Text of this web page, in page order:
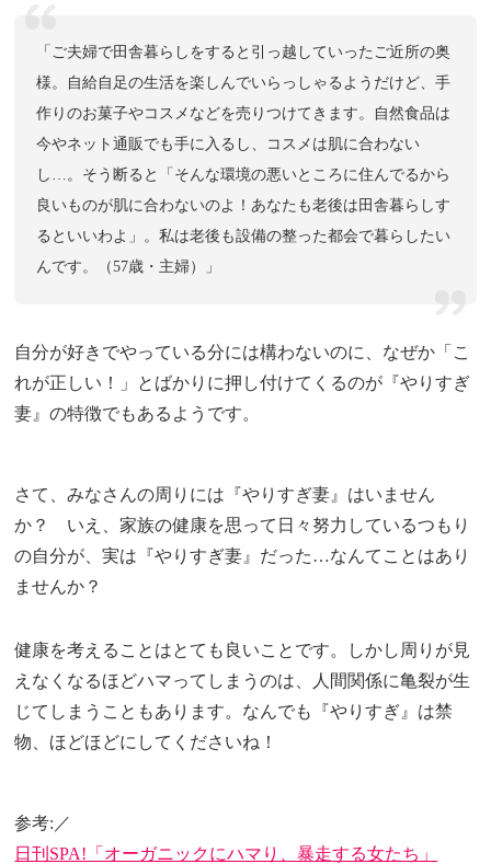
「ご夫婦で田舎暮らしをすると引っ越していったご近所の奥
様。自給自足の生活を楽しんでいらっしゃるようだけど、手
作りのお菓子やコスメなどを売りつけてきます。自然食品は
今やネット通販でも手に入るし、コスメは肌に合わない
し…。そう断ると「そんな環境の悪いところに住んでるから
良いものが肌に合わないのよ！あなたも老後は田舎暮らしす
るといいわよ」。私は老後も設備の整った都会で暮らしたい
んです。（57歳・主婦）」
自分が好きでやっている分には構わないのに、なぜか「こ
れが正しい！」とばかりに押し付けてくるのが『やりすぎ
妻』の特徴でもあるようです。
さて、みなさんの周りには『やりすぎ妻』はいません
か？ いえ、家族の健康を思って日々努力しているつもり
の自分が、実は『やりすぎ妻』だった…なんてことはあり
ませんか？
健康を考えることはとても良いことです。しかし周りが見
えなくなるほどハマってしまうのは、人間関係に亀裂が生
じてしまうこともあります。なんでも『やりすぎ』は禁
物、ほどほどにしてくださいね！
参考:／
日刊SPA!「オーガニックにハマり、暴走する女たち」